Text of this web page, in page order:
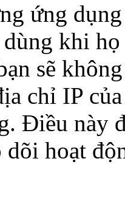
ứng
khi
sẽ
chỉ IP
Điều này
dõi hoạt